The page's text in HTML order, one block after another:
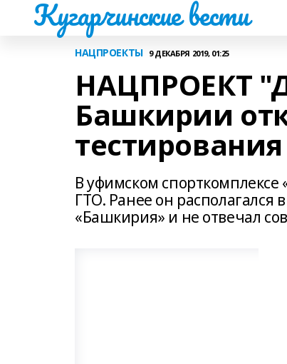
Кугарчинские вести
НАЦПРОЕКТЫ 9 ДЕКАБРЯ 2019, 01:25
НАЦПРОЕКТ
Башкирии
В уфимском
ГТО. Ранее он
«Башкирия» и не отвечал